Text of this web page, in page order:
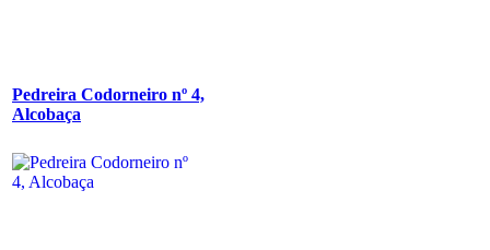
Pedreira Codorneiro nº 4,
Alcobaça